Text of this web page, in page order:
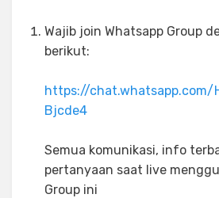
Wajib join Whatsapp Group
berikut:
https://chat.whatsapp.com/
Bjcde4
Semua komunikasi, info
pertanyaan saat live
Group ini